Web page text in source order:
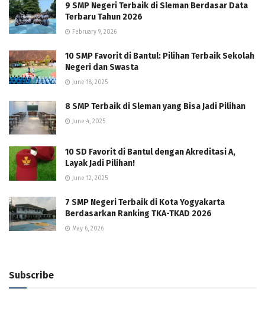
9 SMP Negeri Terbaik di Sleman Berdasar Data
Terbaru Tahun 2026
February 9, 2026
10 SMP Favorit di Bantul: Pilihan Terbaik Sekolah
Negeri dan Swasta
June 18, 2025
8 SMP Terbaik di Sleman yang Bisa Jadi Pilihan
June 4, 2025
10 SD Favorit di Bantul dengan Akreditasi A,
Layak Jadi Pilihan!
June 12, 2025
7 SMP Negeri Terbaik di Kota Yogyakarta
Berdasarkan Ranking TKA-TKAD 2026
May 6, 2026
Subscribe